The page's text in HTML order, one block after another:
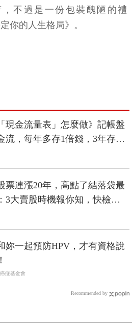
不過是一份包裝醜陋的禮
你的人生格局》。
現金流量表」怎麼做》記帳盤
流，每年多存1倍錢，3年存下
票連漲20年，高點了結落袋最
3大賣股時機報你知，快檢視
股
妳一起預防HPV，才有資格說
症基金會
Recommended by